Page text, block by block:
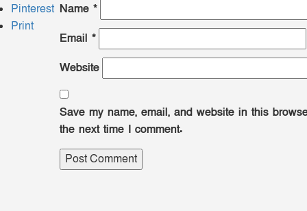
Pinterest
Print
Name *
Email *
Website
Save my name, email, and website in this
the next time I comment.